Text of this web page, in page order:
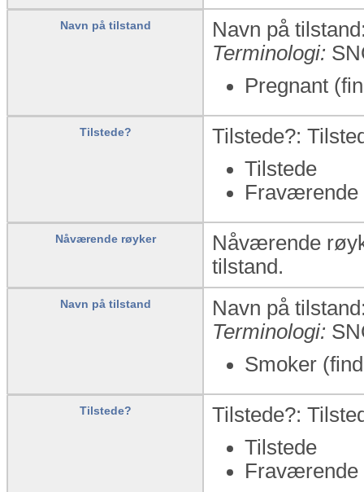
Navn på tilstand
Navn på
Terminologi:
Pregnant
Tilstede?
Tilstede?:
Tilstede
Fraværende
Nåværende røyker
Nåværende
tilstand.
Navn på tilstand
Navn på
Terminologi:
Smoker
Tilstede?
Tilstede?:
Tilstede
Fraværende